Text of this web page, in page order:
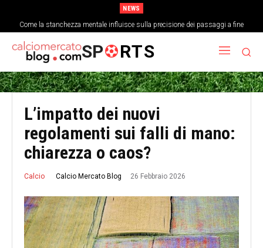
NEWS
Come la stanchezza mentale influisce sulla precisione dei passaggi a fine
partita
La storia dimenticata della Coppa delle Fiere e l’evoluzione delle coppe europee
SP RTS
L’impatto dei nuovi
regolamenti sui falli di mano:
chiarezza o caos?
Calcio Calcio Mercato Blog 26 Febbraio 2026